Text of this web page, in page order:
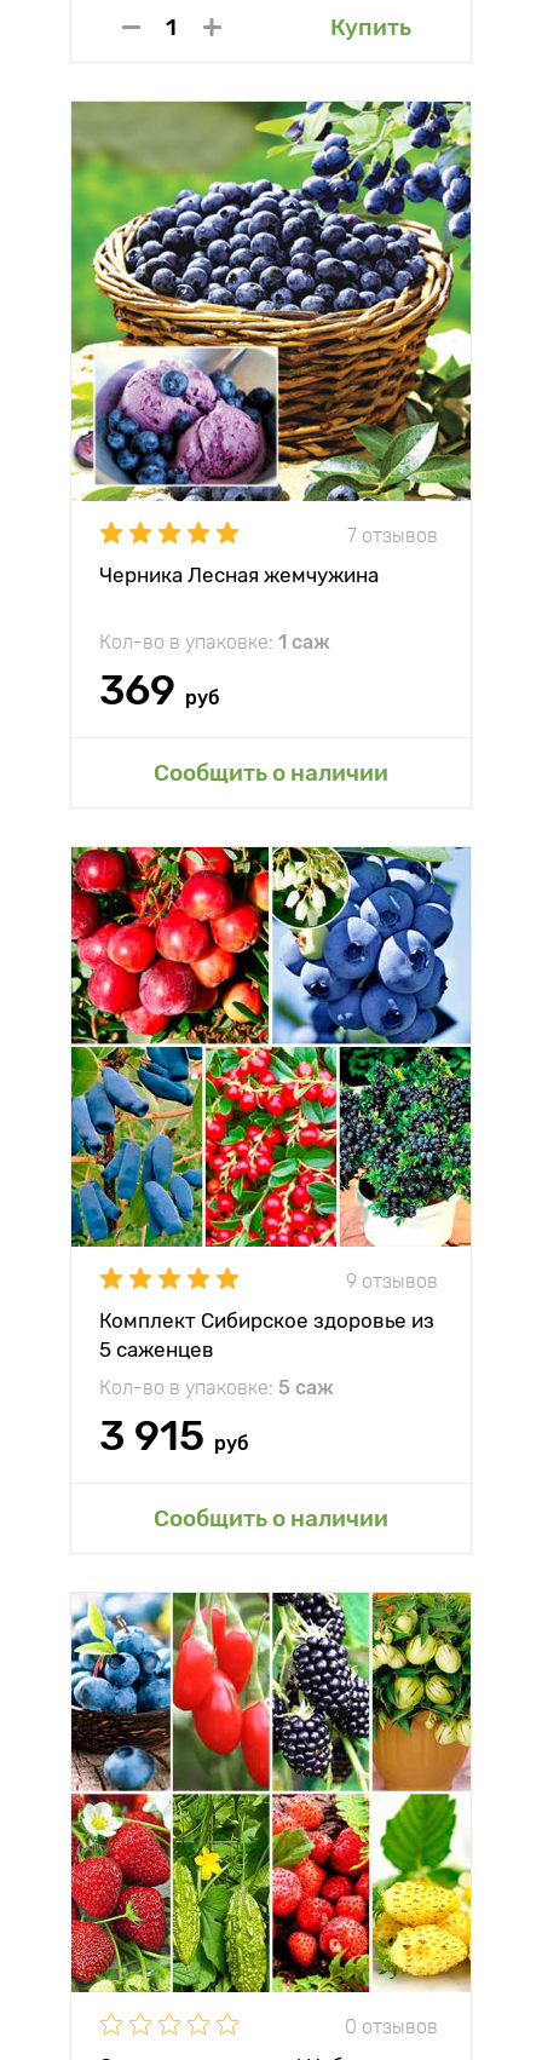
Купить
7 отзывов
Черника Лесная жемчужина
Кол-во в упаковке: 1 саж
369 руб
Сообщить о наличии
9 отзывов
Комплект Сибирское здоровье из
5 саженцев
Кол-во в упаковке: 5 саж
3 915 руб
Сообщить о наличии
0 отзывов